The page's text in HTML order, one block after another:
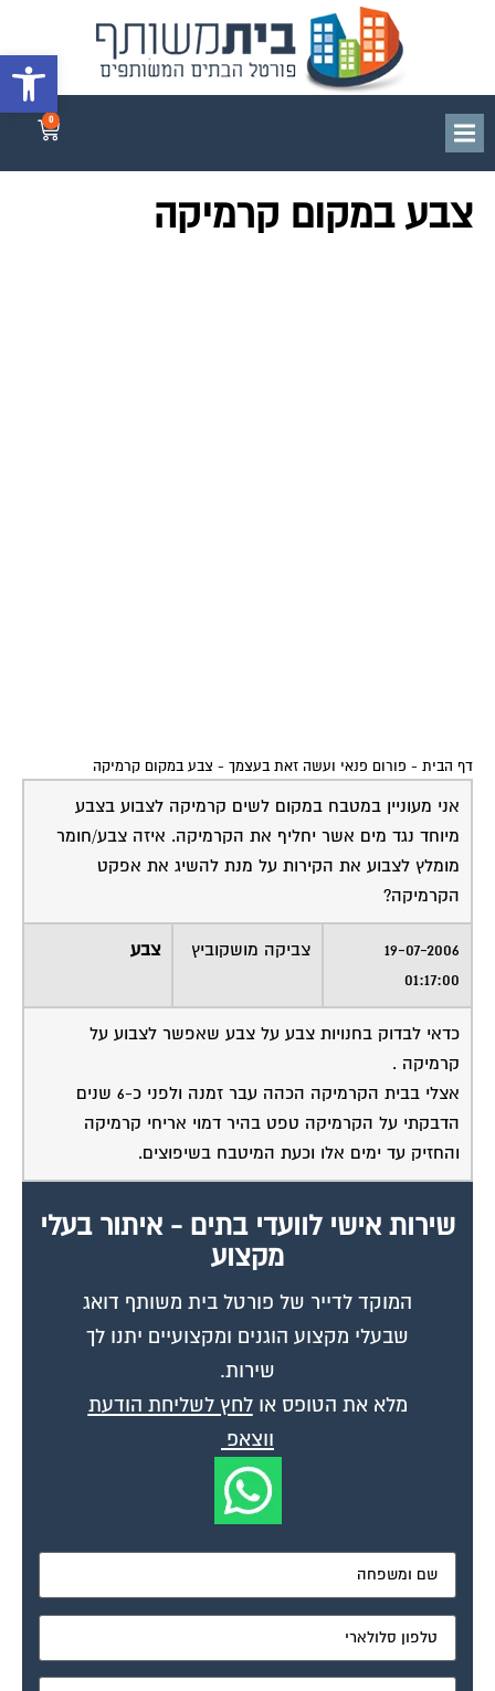
פתח
צבע במקום קרמיקה
אני מעוניין במטבח במקום לשים קרמיקה לצבוע בצבע
מיוחד נגד מים אשר יחליף את הקרמיקה. איזה צבע/חומר
מומלץ לצבוע את הקירות על מנת להשיג את אפקט
הקרמיקה?
19-07-2006
01:17:00
צביקה מושקוביץ צבע
כדאי לבדוק בחנויות צבע על צבע שאפשר לצבוע על
קרמיקה .
הדבקתי על הקרמיקה טפט בהיר דמוי אריחי קרמיקה
והחזיק עד ימים אלו וכעת המיטבח בשיפוצים.
מקצוע
המוקד לדייר של פורטל בית משותף דואג
שבעלי מקצוע הוגנים ומקצועיים יתנו לך
שירות.
מלא את הטופס אולחץ לשליחת הודעת
ווצאפ